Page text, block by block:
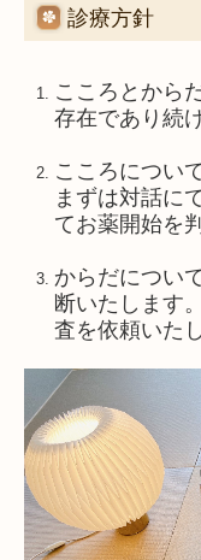
診療方針
こころとから
存在であり続
こころについ
まずは対話に
てお薬開始を
からだについ
断いたします
査を依頼いた